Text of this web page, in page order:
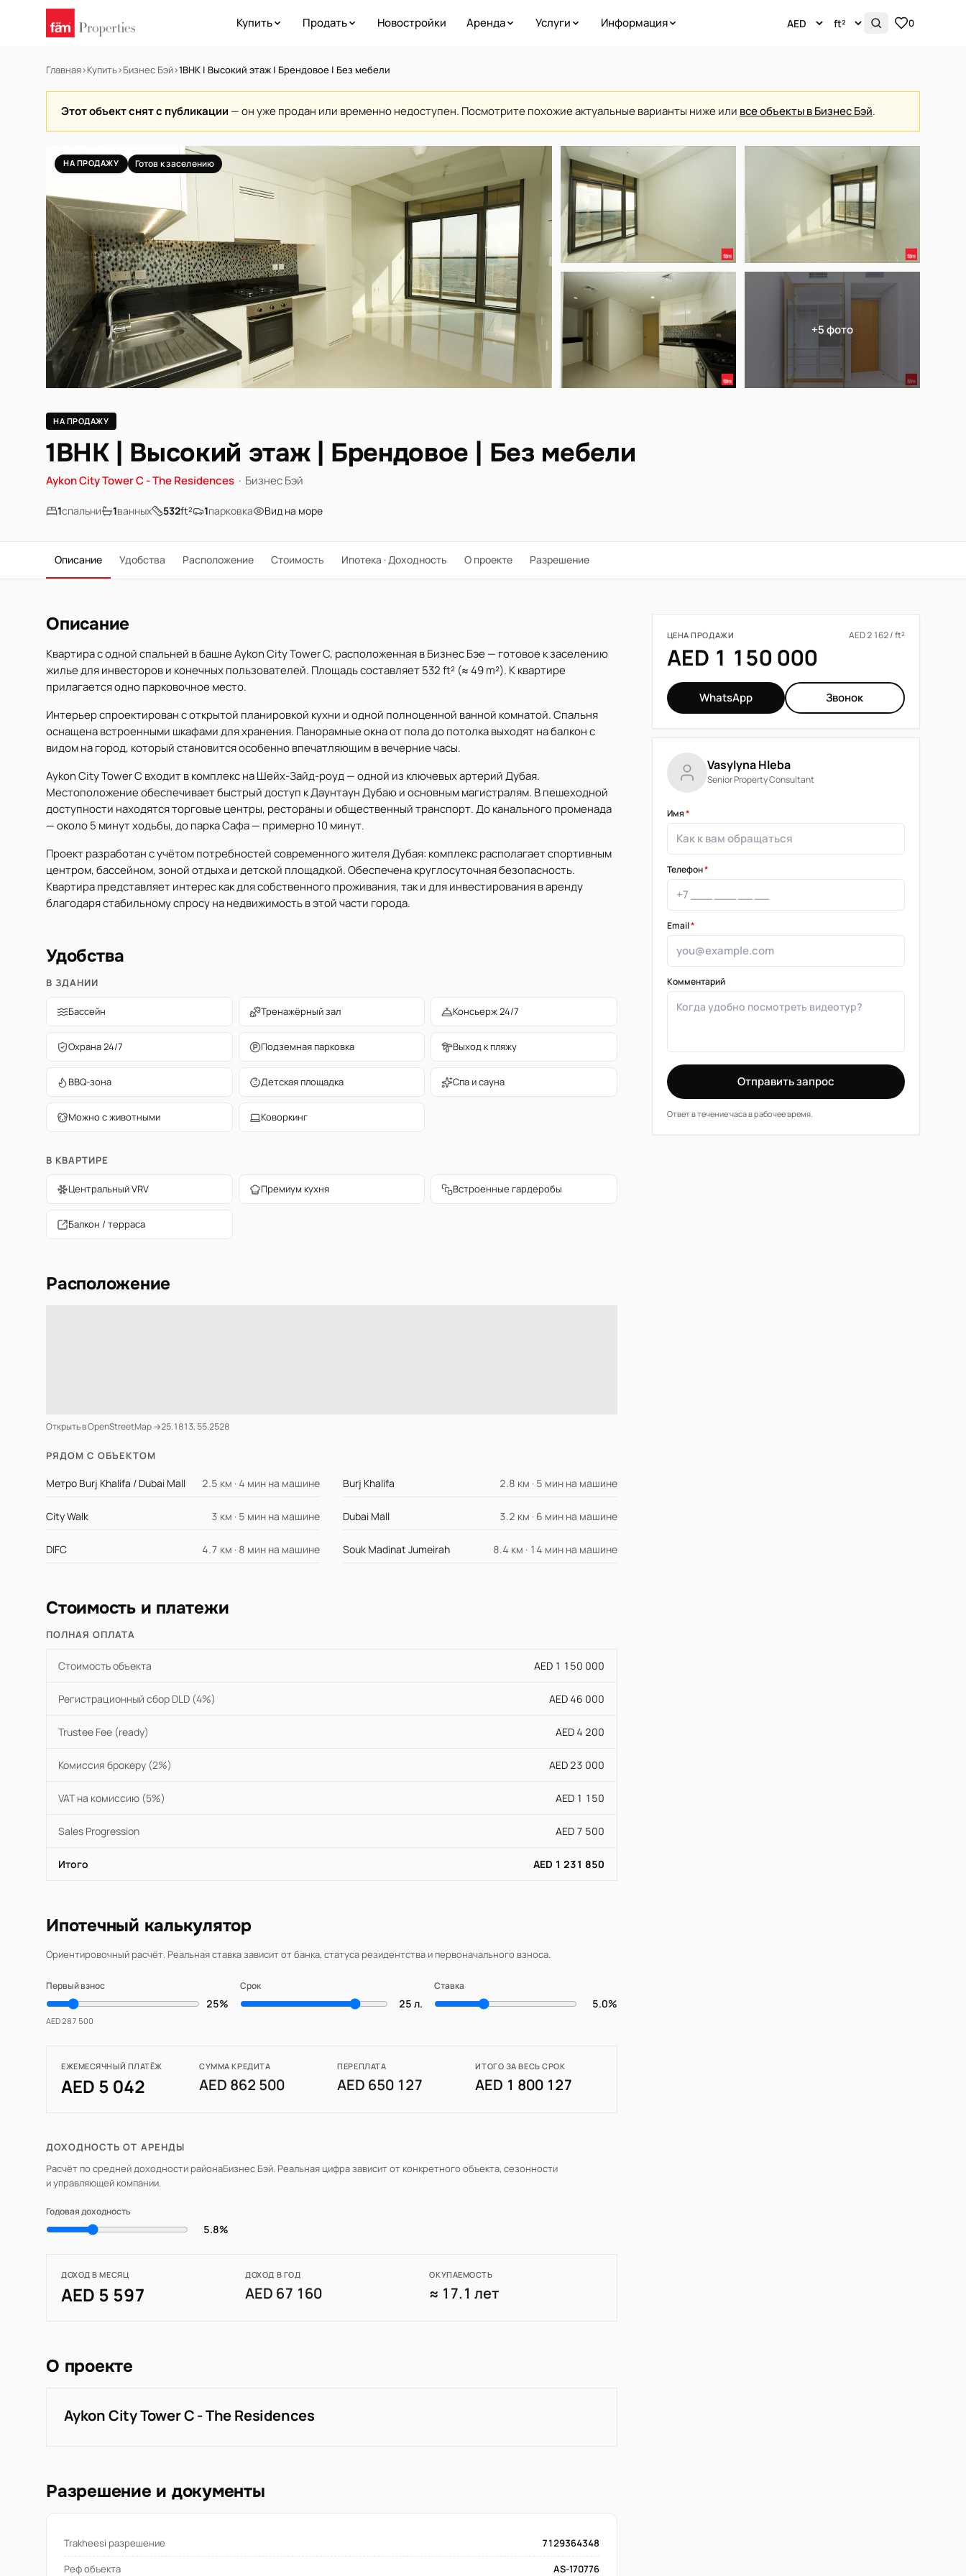
Купить Продать Новостройки Аренда Услуги Информация 0
Главная›Купить›Бизнес Бэй›1BHK | Высокий этаж | Брендовое | Без мебели
Этот объект снят с публикации — он уже продан или временно недоступен. Посмотрите похожие актуальные варианты ниже или все объекты в Бизнес Бэй.
НА ПРОДАЖУ Готов к заселению
+5 фото
НА ПРОДАЖУ
1BHK | Высокий этаж | Брендовое | Без мебели
Aykon City Tower C - The Residences · Бизнес Бэй
1спальни 1ванных 532ft² 1парковка Вид на море
Описание Удобства Расположение Стоимость Ипотека · Доходность О проекте Разрешение
Описание
Квартира с одной спальней в башне Aykon City Tower C, расположенная в Бизнес Бэе — готовое к заселению
жилье для инвесторов и конечных пользователей. Площадь составляет 532 ft² (≈ 49 m²). К квартире
прилагается одно парковочное место.
Интерьер спроектирован с открытой планировкой кухни и одной полноценной ванной комнатой. Спальня
оснащена встроенными шкафами для хранения. Панорамные окна от пола до потолка выходят на балкон с
видом на город, который становится особенно впечатляющим в вечерние часы.
Aykon City Tower C входит в комплекс на Шейх-Зайд-роуд — одной из ключевых артерий Дубая.
Местоположение обеспечивает быстрый доступ к Даунтаун Дубаю и основным магистралям. В пешеходной
доступности находятся торговые центры, рестораны и общественный транспорт. До канального променада
— около 5 минут ходьбы, до парка Сафа — примерно 10 минут.
Проект разработан с учётом потребностей современного жителя Дубая: комплекс располагает спортивным
центром, бассейном, зоной отдыха и детской площадкой. Обеспечена круглосуточная безопасность.
Квартира представляет интерес как для собственного проживания, так и для инвестирования в аренду
благодаря стабильному спросу на недвижимость в этой части города.
Удобства
В ЗДАНИИ
Бассейн Тренажёрный зал Консьерж 24/7
Охрана 24/7 Подземная парковка Выход к пляжу
BBQ-зона Детская площадка Спа и сауна
Можно с животными Коворкинг
В КВАРТИРЕ
Центральный VRV Премиум кухня Встроенные гардеробы
Балкон / терраса
Расположение
Открыть в OpenStreetMap →25.1813, 55.2528
РЯДОМ С ОБЪЕКТОМ
Метро Burj Khalifa / Dubai Mall 2.5 км · 4 мин на машине Burj Khalifa 2.8 км · 5 мин на машине
City Walk 3 км · 5 мин на машине Dubai Mall 3.2 км · 6 мин на машине
DIFC 4.7 км · 8 мин на машине Souk Madinat Jumeirah 8.4 км · 14 мин на машине
Стоимость и платежи
ПОЛНАЯ ОПЛАТА
Стоимость объекта AED 1 150 000
Регистрационный сбор DLD (4%) AED 46 000
Trustee Fee (ready) AED 4 200
Комиссия брокеру (2%) AED 23 000
VAT на комиссию (5%) AED 1 150
Sales Progression AED 7 500
Итого AED 1 231 850
Ипотечный калькулятор
Ориентировочный расчёт. Реальная ставка зависит от банка, статуса резидентства и первоначального взноса.
Первый взнос
25%
AED 287 500
Срок
25 л.
Ставка
5.0%
ЕЖЕМЕСЯЧНЫЙ ПЛАТЁЖ
AED 5 042
СУММА КРЕДИТА
AED 862 500
ПЕРЕПЛАТА
AED 650 127
ИТОГО ЗА ВЕСЬ СРОК
AED 1 800 127
ДОХОДНОСТЬ ОТ АРЕНДЫ
Расчёт по средней доходности районаБизнес Бэй. Реальная цифра зависит от конкретного объекта, сезонности
и управляющей компании.
Годовая доходность
5.8%
ДОХОД В МЕСЯЦ
AED 5 597
ДОХОД В ГОД
AED 67 160
ОКУПАЕМОСТЬ
≈ 17.1 лет
О проекте
Aykon City Tower C - The Residences
Разрешение и документы
Trakheesi разрешение
7129364348
Реф объекта
AS-170776
ЦЕНА ПРОДАЖИ AED 2 162 / ft²
AED 1 150 000
WhatsApp Звонок
Vasylyna Hleba
Senior Property Consultant
Имя*
Телефон*
Email*
Комментарий
Отправить запрос
Ответ в течение часа в рабочее время.